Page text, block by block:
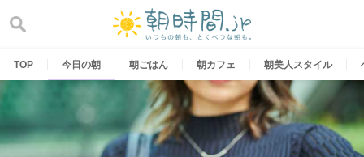
content
TOP 今日の朝 朝ごはん 朝カフェ 朝美人スタイル